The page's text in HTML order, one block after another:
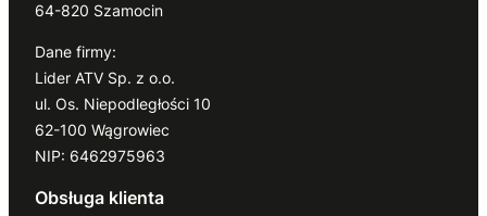
64-820 Szamocin
Dane firmy:
Lider ATV Sp. z o.o.
ul. Os. Niepodległości 10
62-100 Wągrowiec
NIP: 6462975963
Obsługa klienta